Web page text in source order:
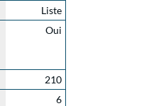
Liste
Oui
210
6